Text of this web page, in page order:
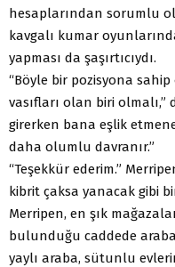
hesaplarından sorumlu
kavgalı kumar
yapması da şaşırtıcıydı.
“Böyle bir pozisyona
vasıfları olan biri olmalı,”
girerken bana eşlik
daha olumlu davranır.”
“Teşekkür ederim.”
kibrit çaksa yanacak gibi
Merripen, en şık
bulunduğu caddede
yaylı araba, sütunlu